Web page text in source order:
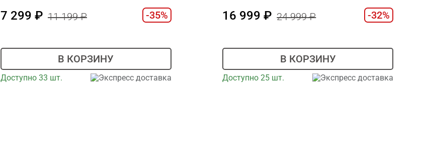
7 299 11 199 -35%
В КОРЗИНУ
Доступно 33 шт. Экспресс доставка
16 999 24 999 -32%
В КОРЗИНУ
Доступно 25 шт. Экспресс доставка